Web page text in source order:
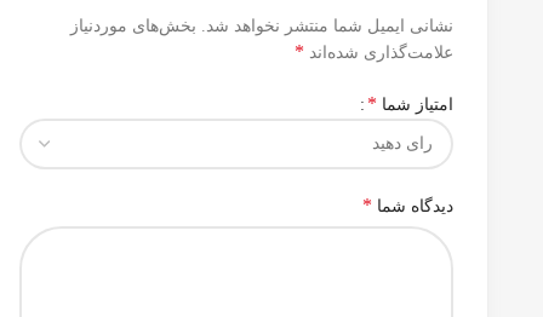
نشانی ایمیل شما منتشر نخواهد شد.
بخش‌های موردنیاز
علامت‌گذاری شده‌اند *
امتیاز شما *
دیدگاه شما *